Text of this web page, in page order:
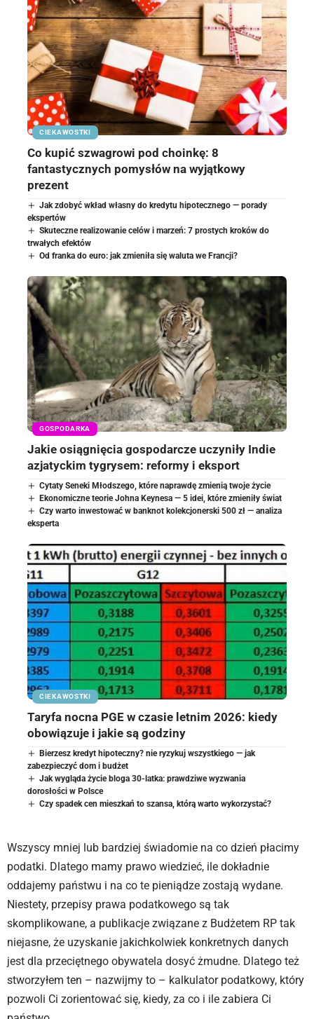
CIEKAWOSTKI
Co kupić szwagrowi pod choinkę: 8
fantastycznych pomysłów na wyjątkowy
prezent
Jak zdobyć wkład własny do kredytu hipotecznego — porady
ekspertów
Skuteczne realizowanie celów i marzeń: 7 prostych kroków do
trwałych efektów
Od franka do euro: jak zmieniła się waluta we Francji?
GOSPODARKA
Jakie osiągnięcia gospodarcze uczyniły Indie
azjatyckim tygrysem: reformy i eksport
Cytaty Seneki Młodszego, które naprawdę zmienią twoje życie
Ekonomiczne teorie Johna Keynesa — 5 idei, które zmieniły świat
Czy warto inwestować w banknot kolekcjonerski 500 zł — analiza
eksperta
CIEKAWOSTKI
Taryfa nocna PGE w czasie letnim 2026: kiedy
obowiązuje i jakie są godziny
Bierzesz kredyt hipoteczny? nie ryzykuj wszystkiego — jak
zabezpieczyć dom i budżet
Jak wygląda życie bloga 30-latka: prawdziwe wyzwania
dorosłości w Polsce
Czy spadek cen mieszkań to szansa, którą warto wykorzystać?
Wszyscy mniej lub bardziej świadomie na co dzień płacimy
podatki. Dlatego mamy prawo wiedzieć, ile dokładnie
oddajemy państwu i na co te pieniądze zostają wydane.
Niestety, przepisy prawa podatkowego są tak
skomplikowane, a publikacje związane z Budżetem RP tak
niejasne, że uzyskanie jakichkolwiek konkretnych danych
jest dla przeciętnego obywatela dosyć żmudne. Dlatego też
stworzyłem ten – nazwijmy to – kalkulator podatkowy, który
pozwoli Ci zorientować się, kiedy, za co i ile zabiera Ci